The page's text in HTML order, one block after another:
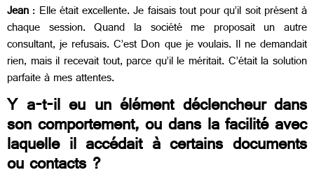
Jean: Elle était excellente. Je faisais tout pour qu’il soit présent à
chaque session. Quand la société me proposait un autre
consultant, je refusais. C’est Don que je voulais. Il ne demandait
rien, mais il recevait tout, parce qu’il le méritait. C’était la solution
parfaite à mes attentes.
Y a-t-il eu un élément déclencheur dans
son comportement, ou dans la facilité avec
laquelle il accédait à certains documents
ou contacts ?